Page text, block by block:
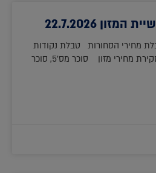
22.7.2026
מחירי הסחורות טבלת נקודות
פרוורד טבלת ריביות סקירת מחירי מזון סוכר מס'5, סוכר